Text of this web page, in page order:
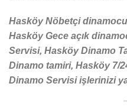
Hasköy Nöbetçi
Hasköy Gece açık
Servisi, Hasköy Dinamo
Dinamo tamiri, Hasköy 7/
Dinamo Servisi işlerinizi